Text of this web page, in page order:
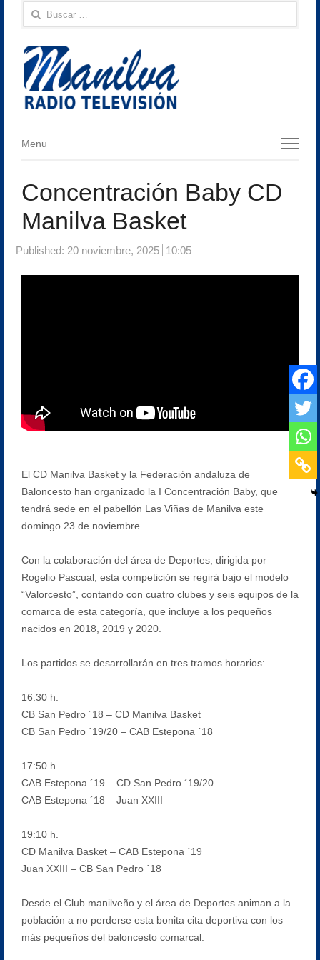
Buscar:
Menu
Menu
Concentración Baby CD
Manilva Basket
Published: 20 noviembre, 2025 10:05
El CD Manilva Basket y la Federación andaluza de
Baloncesto han organizado la I Concentración Baby, que
tendrá sede en el pabellón Las Viñas de Manilva este
domingo 23 de noviembre.
Con la colaboración del área de Deportes, dirigida por
Rogelio Pascual, esta competición se regirá bajo el modelo
“Valorcesto”, contando con cuatro clubes y seis equipos de la
comarca de esta categoría, que incluye a los pequeños
nacidos en 2018, 2019 y 2020.
Los partidos se desarrollarán en tres tramos horarios:
16:30 h.
CB San Pedro ´18 – CD Manilva Basket
CB San Pedro ´19/20 – CAB Estepona ´18
17:50 h.
CAB Estepona ´19 – CD San Pedro ´19/20
CAB Estepona ´18 – Juan XXIII
19:10 h.
CD Manilva Basket – CAB Estepona ´19
Juan XXIII – CB San Pedro ´18
Desde el Club manilveño y el área de Deportes animan a la
población a no perderse esta bonita cita deportiva con los
más pequeños del baloncesto comarcal.